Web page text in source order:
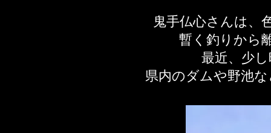
鬼手仏心さんは、
暫く釣りから
最近、少
県内のダムや野池